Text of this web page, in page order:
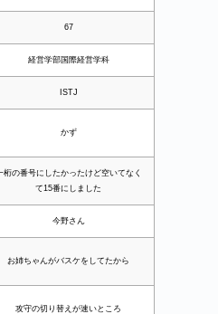
67
経営学部国際経営学科
ISTJ
かず
桁の番号にしたかったけど空いてなく
て15番にしました
今野さん
お姉ちゃんがバスケをしてたから
攻守の切り替えが速いところ